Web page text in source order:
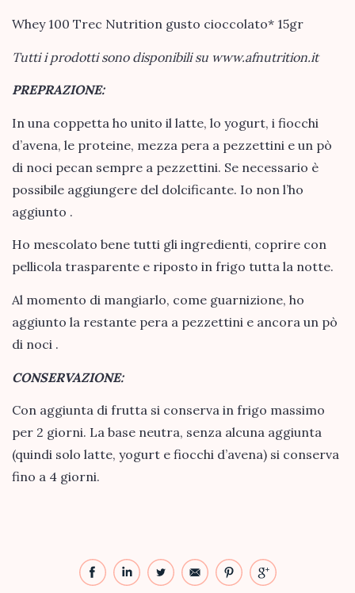
Whey 100 Trec Nutrition gusto cioccolato* 15gr
Tutti i prodotti sono disponibili su www.afnutrition.it
PREPRAZIONE:
In una coppetta ho unito il latte, lo yogurt, i fiocchi
d’avena, le proteine, mezza pera a pezzettini e un pò
di noci pecan sempre a pezzettini. Se necessario è
possibile aggiungere del dolcificante. Io non l’ho
aggiunto .
Ho mescolato bene tutti gli ingredienti, coprire con
pellicola trasparente e riposto in frigo tutta la notte.
Al momento di mangiarlo, come guarnizione, ho
aggiunto la restante pera a pezzettini e ancora un pò
di noci .
CONSERVAZIONE:
Con aggiunta di frutta si conserva in frigo massimo
per 2 giorni. La base neutra, senza alcuna aggiunta
(quindi solo latte, yogurt e fiocchi d’avena) si conserva
fino a 4 giorni.